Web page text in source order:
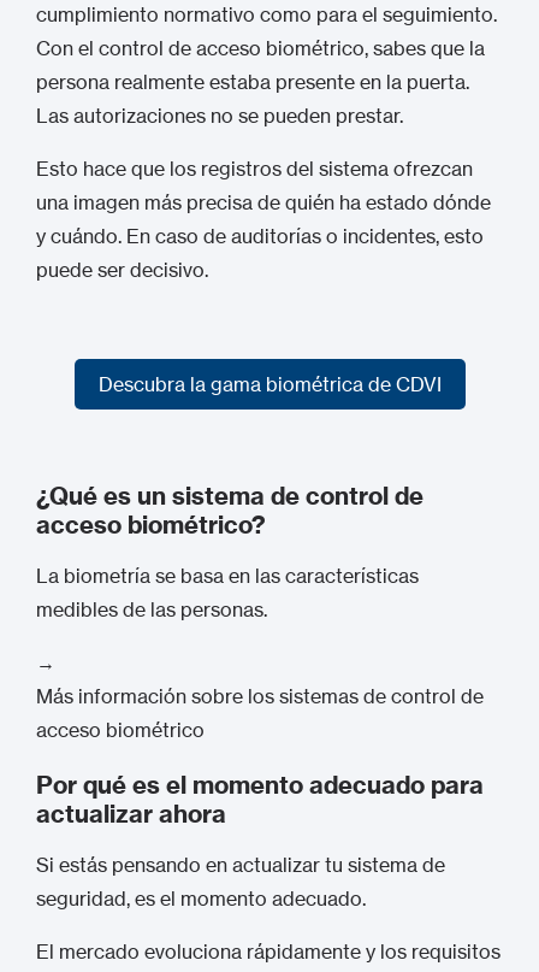
cumplimiento normativo como para el seguimiento.
Con el control de acceso biométrico, sabes que la
persona realmente estaba presente en la puerta.
Las autorizaciones no se pueden prestar.
Esto hace que los registros del sistema ofrezcan
una imagen más precisa de quién ha estado dónde
y cuándo. En caso de auditorías o incidentes, esto
puede ser decisivo.
Descubra la gama biométrica de CDVI
¿Qué es un sistema de control de
acceso biométrico?
La biometría se basa en las características
medibles de las personas.
→
Más información sobre los sistemas de control de
acceso biométrico
Por qué es el momento adecuado para
actualizar ahora
Si estás pensando en actualizar tu sistema de
seguridad, es el momento adecuado.
El mercado evoluciona rápidamente y los requisitos